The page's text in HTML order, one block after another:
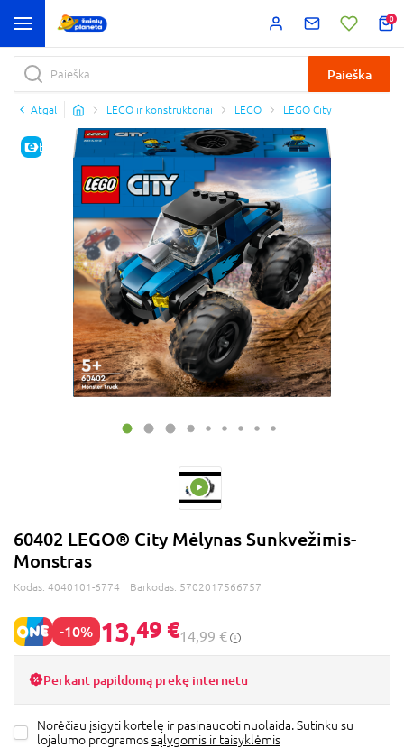
0
Paieška
Atgal LEGO ir konstruktoriai LEGO LEGO City
E-KAINA
60402 LEGO® City Mėlynas Sunkvežimis-
Monstras
Kodas: 4040101-6774 Barkodas: 5702017566757
-10% 13,49 €14,99 €
Perkant papildomą prekę internetu
Norėčiau įsigyti kortelę ir pasinaudoti nuolaida. Sutinku su
lojalumo programossąlygomis ir taisyklėmis